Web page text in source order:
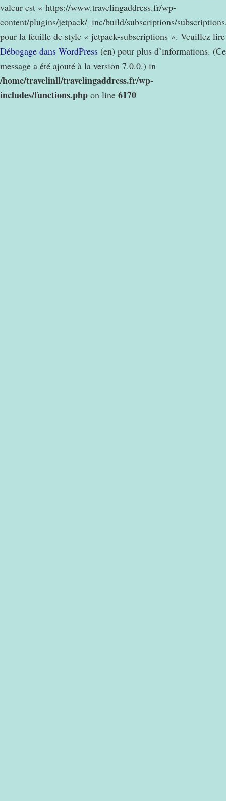
valeur est « https://www.travelingaddress.fr/wp-
content/plugins/jetpack/_inc/build/subscriptions/
pour la feuille de style « jetpack-subscriptions ». Veuillez lire
Débogage dans WordPress (en) pour plus d’informations. (Ce
message a été ajouté à la version 7.0.0.) in
/home/travelinll/travelingaddress.fr/wp-
includes/functions.php on line 6170